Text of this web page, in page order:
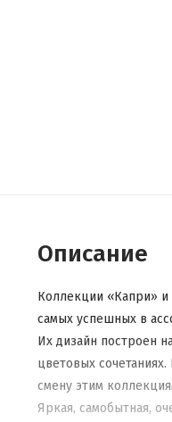
Описание
Коллекции «Капри»
самых успешных в
Их дизайн построен
цветовых
смену этим
Яркая, самобытная,